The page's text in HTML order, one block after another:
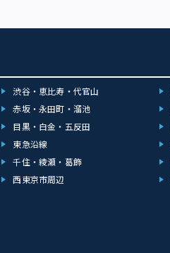
渋谷・恵比寿・代官山
赤坂・永田町・溜池
目黒・白金・五反田
東急沿線
千住・綾瀬・葛飾
西東京市周辺